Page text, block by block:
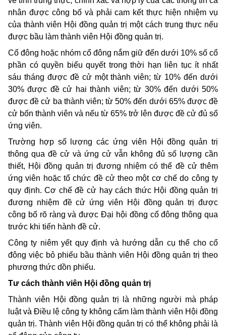
nhân được công bố và phải cam kết thực hiện nhiệm vụ
của thành viên Hội đồng quản trị một cách trung thực nếu
được bầu làm thành viên Hội đồng quản trị.
Cổ đông hoặc nhóm cổ đông nắm giữ đến dưới 10% số cổ
phần có quyền biểu quyết trong thời hạn liên tục ít nhất
sáu tháng được đề cử một thành viên; từ 10% đến dưới
30% được đề cử hai thành viên; từ 30% đến dưới 50%
được đề cử ba thành viên; từ 50% đến dưới 65% được đề
cử bốn thành viên và nếu từ 65% trở lên được đề cử đủ số
ứng viên.
Trường hợp số lượng các ứng viên Hội đồng quản trị
thông qua đề cử và ứng cử vẫn không đủ số lượng cần
thiết, Hội đồng quản trị đương nhiệm có thể đề cử thêm
ứng viên hoặc tổ chức đề cử theo một cơ chế do công ty
quy định. Cơ chế đề cử hay cách thức Hội đồng quản trị
đương nhiệm đề cử ứng viên Hội đồng quản trị được
công bố rõ ràng và được Đại hội đồng cổ đông thông qua
trước khi tiến hành đề cử.
Công ty niêm yết quy định và hướng dẫn cụ thể cho cổ
đông việc bỏ phiếu bầu thành viên Hội đồng quản trị theo
phương thức dồn phiếu.
Tư cách thành viên Hội đồng quản trị
Thành viên Hội đồng quản trị là những người mà pháp
luật và Điều lệ công ty không cấm làm thành viên Hội đồng
quản trị. Thành viên Hội đồng quản trị có thể không phải là